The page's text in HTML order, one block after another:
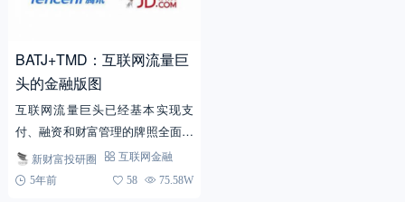
BATJ+TMD：互联网流量巨
头的金融版图
互联网流量巨头已经基本实现支
付、融资和财富管理的牌照全面布
局。支付业务，场景优势和先发优
势明显，支付宝、财付通呈现寡头
新财富投研圈
互联网金融
5年前
58 75.58W